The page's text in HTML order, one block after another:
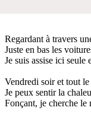
Regardant à travers
Juste en bas les
Je suis assise ici seule
Vendredi soir et tout
Je peux sentir la
Fonçant, je cherche le